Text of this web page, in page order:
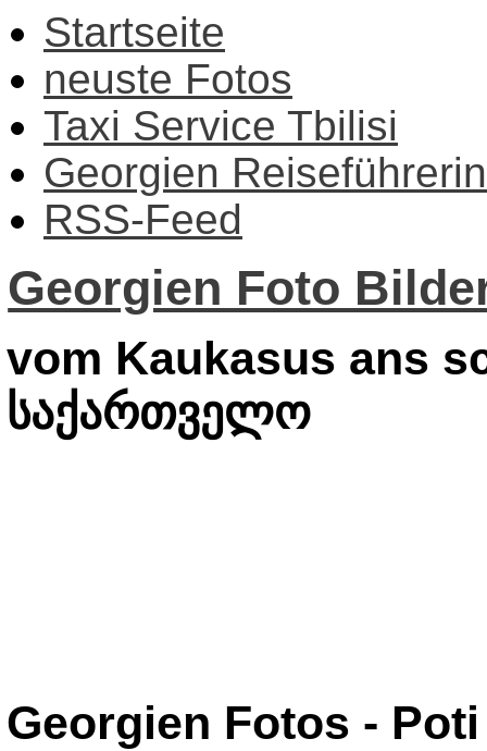
Startseite
neuste Fotos
Taxi Service Tbilisi
Georgien Reiseführerin
RSS-Feed
Georgien Foto
vom Kaukasus ans
საქართველო
Georgien Fotos - Poti